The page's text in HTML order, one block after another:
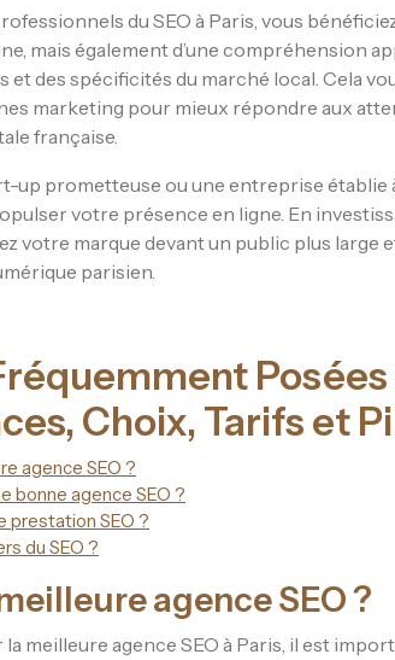
du SEO à Paris, vous
mais également d’une compréhension
et des spécificités du marché local. Cela
marketing pour mieux répondre aux
française.
up prometteuse ou une entreprise établie
votre présence en ligne. En
votre marque devant un public plus large
parisien.
Posées
Choix, Tarifs et
agence SEO ?
bonne agence SEO ?
prestation SEO ?
du SEO ?
agence SEO ?
la meilleure agence SEO à Paris, il est